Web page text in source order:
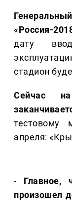
«Россия-
дату
стадион
Сейчас
тестовому
апреля:
- Главное,
произошел